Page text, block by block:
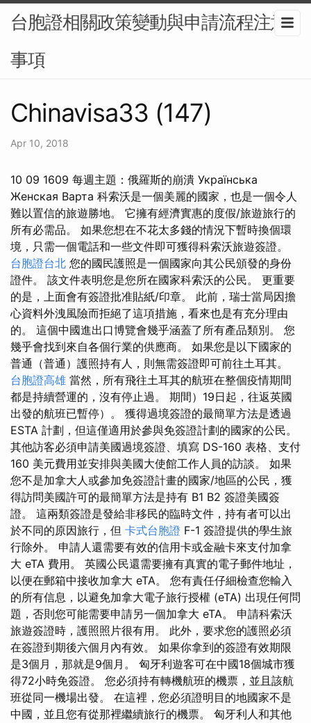
台胞證相關政策變動與申請流程注意
事項
Chinavisa33 (147)
Apr 10, 2018
10 09 1609 每週主題：俄羅斯的崩潰 Українська
Женская Варта 科索沃是一個美麗的國家，也是一個令人
難以置信的旅遊勝地。 它擁有經濟實惠的度假/旅遊旅行的
所有必需品。 如果您想在不花太多錢的情況下暫時換個環
境，只需一個電話和一些文件即可獲得科索沃旅遊簽證。
台胞證台北 您的國民護照是一個國家向其公民頒發的身份
證件。 該文件表明您是您所在國家科索沃的公民。 更重要
的是，上面會有簽證批准貼紙/印章。 此前，瑞士當局因擔
心資料外洩風險而拒絕了這項措施，看來也是有充分理由
的。 這個中國進出口博覽會幾乎涵蓋了所有產品類別。 您
幾乎會找到來自各個行業的供應商。 如果您是以下國家的
普通（普通）護照持有人，則無需簽證即可前往土耳其。
台胞證高雄 當然，所有飛往土耳其的航班在整個疫情期間
都是持續營運的，沒有停止過。 期間）19日起，往返英國
出發的航班已暫停）。 獲得過境簽證的最簡單方法是透過
ESTA 計劃，但這僅適用於參與免簽證計劃的國家的公民。
其他訪客必須申請美國過境簽證、填寫 DS-160 表格、支付
160 美元費用並安排與美國大使館工作人員的訪談。 如果
您不是加拿大人或參加免簽證計畫的國家/地區的公民，獲
得訪問美國許可的最簡單方法是持有 B1 B2 簽證美國簽
證。 這兩類簽證是發給非移民的臨時文件，持有者可以出
於不同的原因旅行，但 卡式台胞證 F-1 簽證提供的學生旅
行除外。 申請人還需要有效的信用卡或金融卡來支付加拿
大 eTA 費用。 英國公民還需要擁有真實的電子郵件地址，
以便在郵箱中接收加拿大 eTA。 您有責任仔細檢查您輸入
的所有信息，以避免加拿大電子旅行授權 (eTA) 出現任何問
題，否則您可能需要申請另一個加拿大 eTA。 申請科索沃
旅遊簽證時，護照照片很有用。 此外，要求您的護照必須
在簽證到期後六個月內有效。 如果你拿到的簽證有效期限
是3個月，那就是9個月。 匈牙利遊客可在中國18個城市獲
得72小時免簽證。 您必須持有轉機航班的機票，並且該航
班從同一機場出發。 在這裡，您必須證明目的地國家不是
中國，並且您有從那裡繼續旅行的機票。 匈牙利人和其他